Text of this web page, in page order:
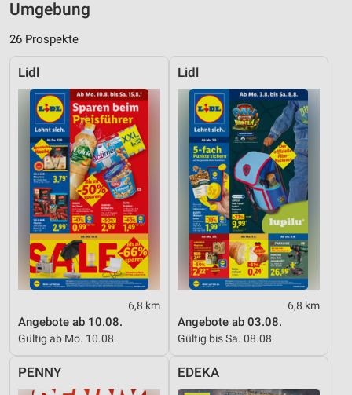
Umgebung
26 Prospekte
Lidl
6,8 km
Angebote ab 10.08.
Gültig ab Mo. 10.08.
Lidl
6,8 km
Angebote ab 03.08.
Gültig bis Sa. 08.08.
PENNY EDEKA